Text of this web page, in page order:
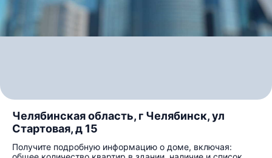
Челябинская область, г Челябинск, ул
Стартовая, д 15
Получите подробную информацию о доме, включая: